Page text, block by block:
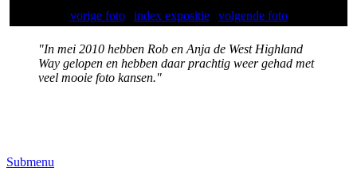
vorige foto| index expositie| volgende foto
"In mei 2010 hebben Rob en Anja de West Highland
Way gelopen en hebben daar prachtig weer gehad met
veel mooie foto kansen."
Submenu